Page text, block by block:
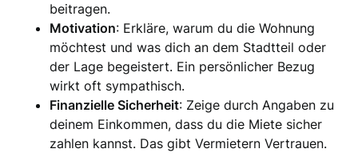
beitragen.
Motivation: Erkläre, warum du die Wohnung
möchtest und was dich an dem Stadtteil oder
der Lage begeistert. Ein persönlicher Bezug
wirkt oft sympathisch.
Finanzielle Sicherheit: Zeige durch Angaben zu
deinem Einkommen, dass du die Miete sicher
zahlen kannst. Das gibt Vermietern Vertrauen.